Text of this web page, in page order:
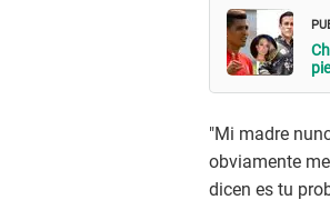
"Mi madre
obviamente
dicen es tu